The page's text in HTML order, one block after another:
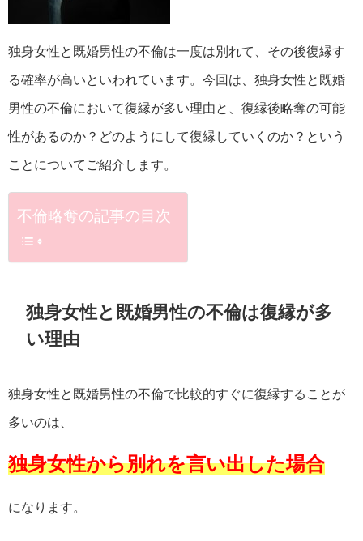
独身女性と既婚男性の不倫は一度は別れて、その後復縁す
る確率が高いといわれています。今回は、独身女性と既婚
男性の不倫において復縁が多い理由と、復縁後略奪の可能
性があるのか？どのようにして復縁していくのか？という
ことについてご紹介します。
不倫略奪の記事の目次
独身女性と既婚男性の不倫は復縁が多
い理由
独身女性と既婚男性の不倫で比較的すぐに復縁することが
多いのは、
独身女性から別れを言い出した場合
になります。